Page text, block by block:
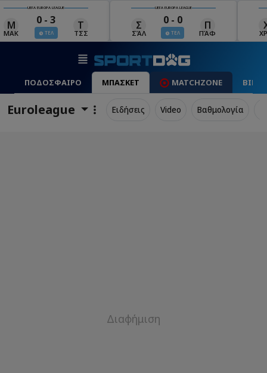
UEFA EUROPA LEAGUE
Σ 0 - 0
ΤΕΛ ΠΆΦ
UEFA EUROPA LEAGUE
ΧΡΆ
0 - 1
ΤΕΛ
Μ
ΜΠΕ ΛΊΝ
ΠΟΔΟΣΦΑΙΡΟ ΜΠΑΣΚΕΤ MATCHZONE
Euroleague Ειδήσεις Video Βαθμολογία